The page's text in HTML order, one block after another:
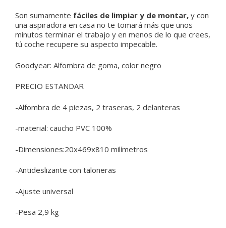
Son sumamente fáciles de limpiar y de montar, y con
una aspiradora en casa no te tomará más que unos
minutos terminar el trabajo y en menos de lo que crees,
tú coche recupere su aspecto impecable.
Goodyear: Alfombra de goma, color negro
PRECIO ESTANDAR
-Alfombra de 4 piezas, 2 traseras, 2 delanteras
-material: caucho PVC 100%
-Dimensiones:20x469x810 milímetros
-Antideslizante con taloneras
-Ajuste universal
-Pesa 2,9 kg